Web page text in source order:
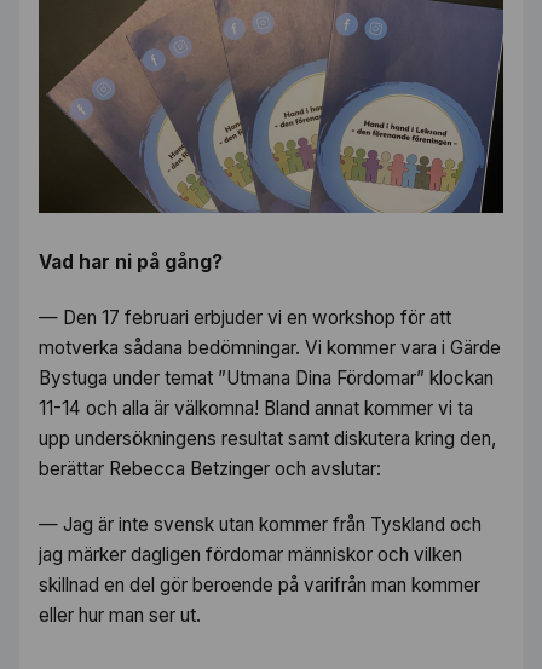
Vad har ni på gång?
— Den 17 februari erbjuder vi en workshop för att
motverka sådana bedömningar. Vi kommer vara i Gärde
Bystuga under temat ”Utmana Dina Fördomar” klockan
11-14 och alla är välkomna! Bland annat kommer vi ta
upp undersökningens resultat samt diskutera kring den,
berättar Rebecca Betzinger och avslutar:
— Jag är inte svensk utan kommer från Tyskland och
jag märker dagligen fördomar människor och vilken
skillnad en del gör beroende på varifrån man kommer
eller hur man ser ut.